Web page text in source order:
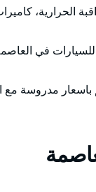
الحرارية،
في
باسعار مدروسة مع